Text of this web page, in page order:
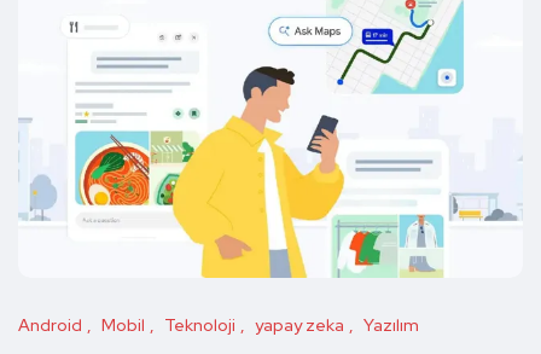
Android Mobil Teknoloji yapay zeka Yazılım